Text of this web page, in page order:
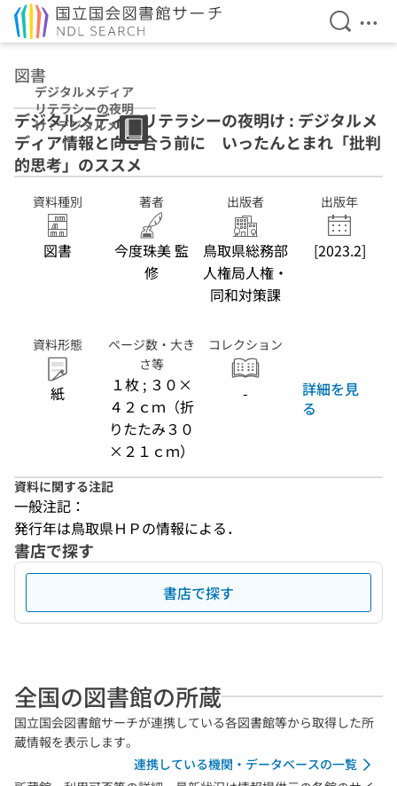
検索を
メ
図書
デジタルメディア
リテラシーの夜明
け : デジタルメデ
ィア情報と向き合
う前に いったん
とまれ「批判的思
考」のススメ
デジタルメディアリテラシーの夜明け : デジタルメ
ディア情報と向き合う前に いったんとまれ「批判
的思考」のススメ
資料種別
図書
著者
今度珠美 監
修
出版者
鳥取県総務部
人権局人権・
同和対策課
出版年
[2023.2]
資料形態
紙
ページ数・大き
さ等
１枚 ; ３０×
４２ｃｍ（折
りたたみ３０
×２１ｃｍ）
コレクション
-
詳細を見
る
資料に関する注記
一般注記：
発行年は鳥取県ＨＰの情報による．
書店で探す
書店で探す
全国の図書館の所蔵
国立国会図書館サーチが連携している各図書館等から取得した所
蔵情報を表示します。
連携している機関・データベースの一覧